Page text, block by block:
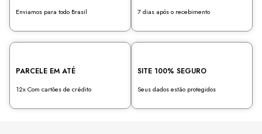
Enviamos para todo Brasil 7 dias após o recebimento
PARCELE EM ATÉ
12x Com cartões de crédito
SITE 100% SEGURO
Seus dados estão protegidos